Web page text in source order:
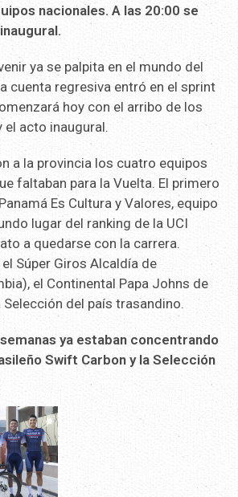
nacionales. A las 20:00 se
ya se palpita en el mundo del
cuenta regresiva entró en el sprint
hoy con el arribo de los
acto inaugural.
a la provincia los cuatro equipos
faltaban para la Vuelta. El primero
Es Cultura y Valores, equipo
lugar del ranking de la UCI
a quedarse con la carrera.
Súper Giros Alcaldía de
el Continental Papa Johns de
Selección del país trasandino.
ya estaban concentrando
Swift Carbon y la Selección